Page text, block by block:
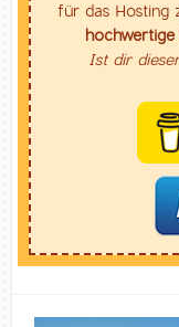
für das Hosting
hochwertige
Ist dir